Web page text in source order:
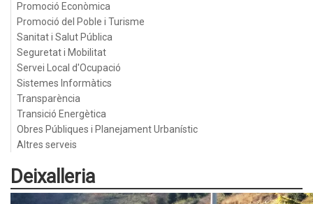
Promoció Econòmica
Promoció del Poble i Turisme
Sanitat i Salut Pública
Seguretat i Mobilitat
Servei Local d'Ocupació
Sistemes Informàtics
Transparència
Transició Energètica
Obres Públiques i Planejament Urbanístic
Altres serveis
Deixalleria